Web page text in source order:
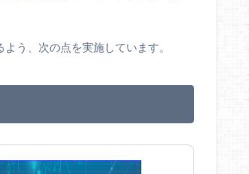
う、次の点を実施しています。